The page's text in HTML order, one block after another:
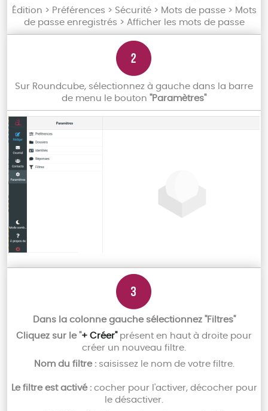
Édition > Préférences > Sécurité > Mots de passe > Mots
de passe enregistrés > Afficher les mots de passe
Sur Roundcube, sélectionnez à gauche dans la barre
de menu le bouton "Paramètres"
Dans la colonne gauche sélectionnez "Filtres"
Cliquez sur le "+ Créer" présent en haut à droite pour
créer un nouveau filtre.
Nom du filtre : saisissez le nom de votre filtre.
Le filtre est activé : cocher pour l'activer, décocher pour
le désactiver.